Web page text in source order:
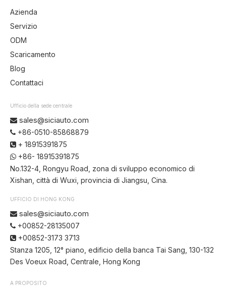
Azienda
Servizio
ODM
Scaricamento
Blog
Contattaci
Ufficio della sede centrale
 sales@siciauto.com
 +86-0510-85868879
 + 18915391875
 +86- 18915391875
No.132-4, Rongyu Road, zona di sviluppo economico di
Xishan, città di Wuxi, provincia di Jiangsu, Cina.
UFFICIO DI HONG KONG
 sales@siciauto.com
 +00852-28135007
 +00852-3173 3713
Stanza 1205, 12° piano, edificio della banca Tai Sang, 130-132
Des Voeux Road, Centrale, Hong Kong
A PROPOSITO